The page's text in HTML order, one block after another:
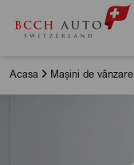
Acasa Mașini de vânzare